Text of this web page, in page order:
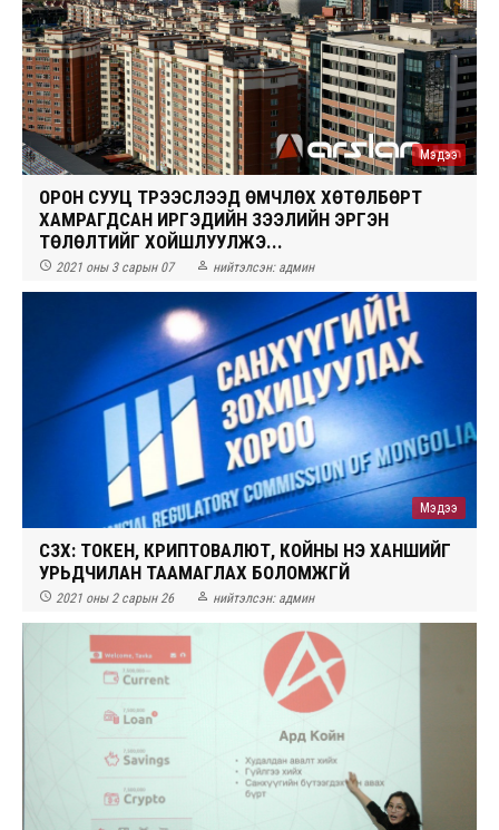
Мэдээ
ОРОН СУУЦ ТҮРЭЭСЛЭЭД ӨМЧЛӨХ ХӨТӨЛБӨРТ
ХАМРАГДСАН ИРГЭДИЙН ЗЭЭЛИЙН ЭРГЭН
ТӨЛӨЛТИЙГ ХОЙШЛУУЛЖЭ...
 2021 оны 3 сарын 07  нийтэлсэн: админ
Мэдээ
СЗХ: ТОКЕН, КРИПТОВАЛЮТ, КОЙНЫ ҮНЭ ХАНШИЙГ
УРЬДЧИЛАН ТААМАГЛАХ БОЛОМЖГҮЙ
 2021 оны 2 сарын 26  нийтэлсэн: админ